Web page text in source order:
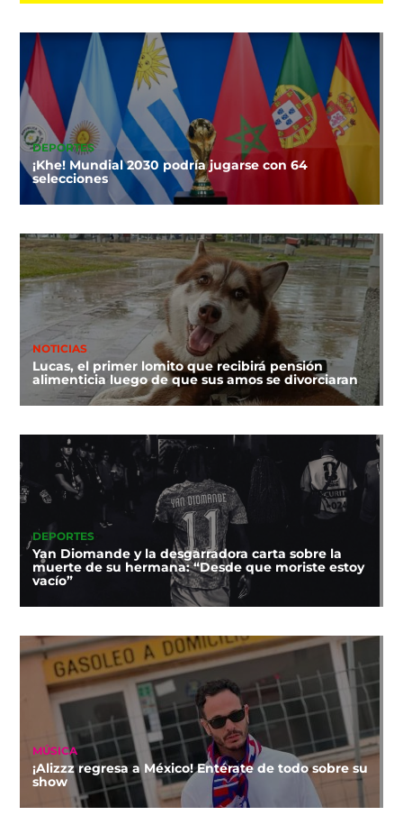
DEPORTES
¡Khe! Mundial 2030 podría jugarse con 64
selecciones
NOTICIAS
Lucas, el primer lomito que recibirá pensión
alimenticia luego de que sus amos se divorciaran
DEPORTES
Yan Diomande y la desgarradora carta sobre la
muerte de su hermana: “Desde que moriste estoy
vacío”
MÚSICA
¡Alizzz regresa a México! Entérate de todo sobre su
show